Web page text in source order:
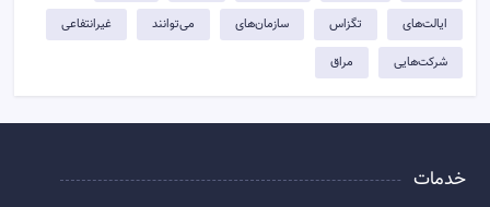
ایالت‌های تگزاس سازمان‌های می‌توانند غیرانتفاعی
شرکت‌هایی مراق
خدمات